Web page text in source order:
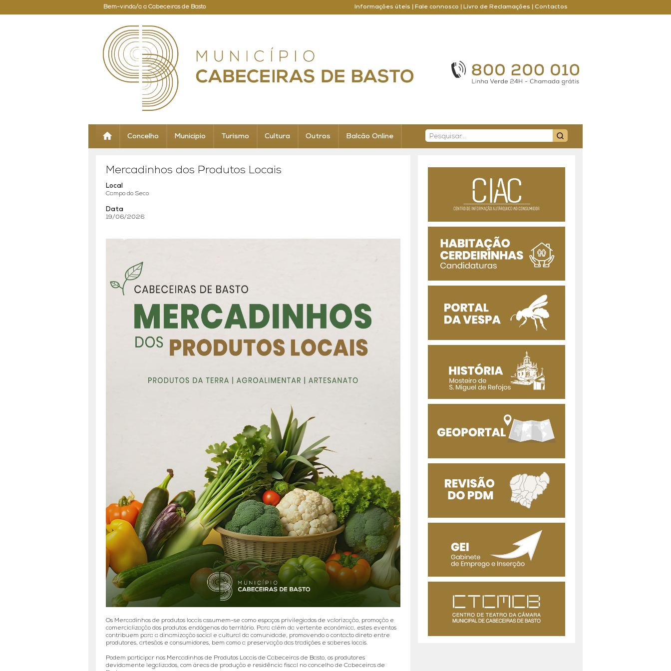
Bem-vindo/a a Cabeceiras de Basto Informações úteis Fale connosco Livro de Reclamações Contactos
Concelho Município Turismo Cultura Outros Balcão Online
Mercadinhos dos Produtos Locais
Local
Campo do Seco
Data
19/06/2026
Os Mercadinhos de produtos locais assumem-se como espaços privilegiados de valorização, promoção e
comercialização dos produtos endógenos do território. Para além da vertente económica, estes eventos
contribuem para a dinamização social e cultural da comunidade, promovendo o contacto direto entre
produtores, artesãos e consumidores, bem como a preservação das tradições e saberes locais.
Podem participar nos Mercadinhos de Produtos Locais de Cabeceiras de Basto, os produtores
devidamente legalizados, com áreas de produção e residência fiscal no concelho de Cabeceiras de